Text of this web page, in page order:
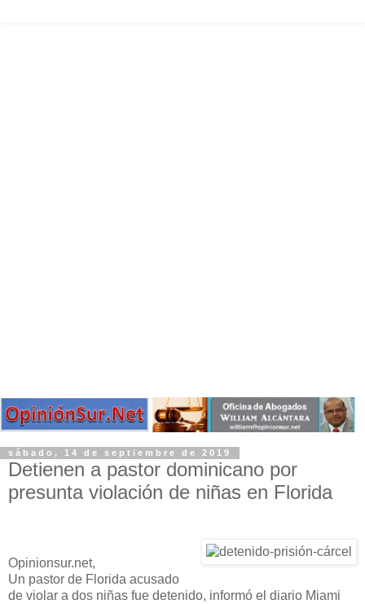
sábado, 14 de septiembre de 2019
Detienen a pastor dominicano por
presunta violación de niñas en Florida
Opinionsur.net,
Un pastor de Florida acusado
de violar a dos niñas fue detenido, informó el diario Miami